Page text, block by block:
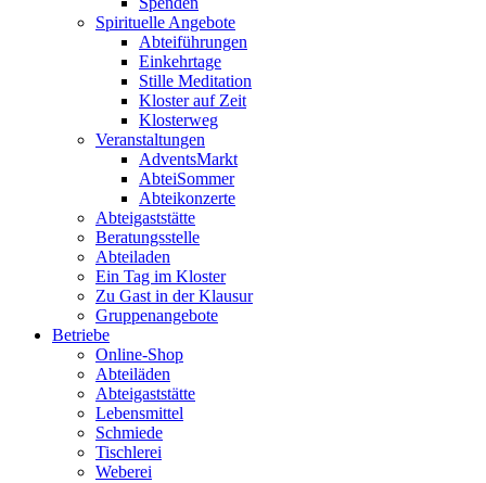
Spirituelle Angebote
Abteiführungen
Einkehrtage
Stille Meditation
Kloster auf Zeit
Klosterweg
Veranstaltungen
AdventsMarkt
AbteiSommer
Abteikonzerte
Abteigaststätte
Beratungsstelle
Abteiladen
Ein Tag im Kloster
Zu Gast in der Klausur
Gruppenangebote
Betriebe
Online-Shop
Abteiläden
Abteigaststätte
Lebensmittel
Schmiede
Tischlerei
Weberei